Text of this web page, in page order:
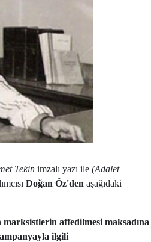
Tekin imzalı yazı ile (Adalet
Doğan Öz'den aşağıdaki
affedilmesi maksadına
ilgili